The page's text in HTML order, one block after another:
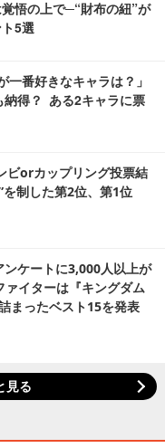
悟の上で─“財布の紐”が
5選
一番好きなキャラは？」
得？ ある2キャラに票
ビorカップリング投票結
制した第2位、第1位
ンケートに3,000人以上が
イターは『キングダム
まったベスト15を発表
見る